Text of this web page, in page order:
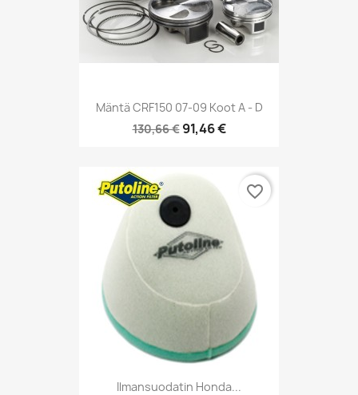
Mäntä CRF150 07-09 Koot A - D
130,66 € 91,46 €
Ilmansuodatin Honda...
favorite_border